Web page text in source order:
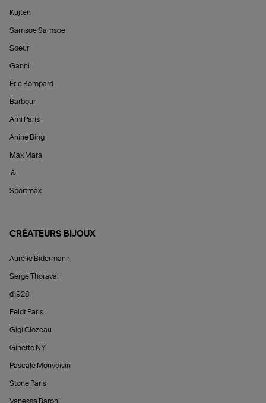
Kujten
Samsoe Samsoe
Soeur
Ganni
Éric Bompard
Barbour
Ami Paris
Anine Bing
Max Mara
&
Sportmax
CRÉATEURS BIJOUX
Aurélie Bidermann
Serge Thoraval
d1928
Feidt Paris
Gigi Clozeau
Ginette NY
Pascale Monvoisin
Stone Paris
Vanessa Baroni